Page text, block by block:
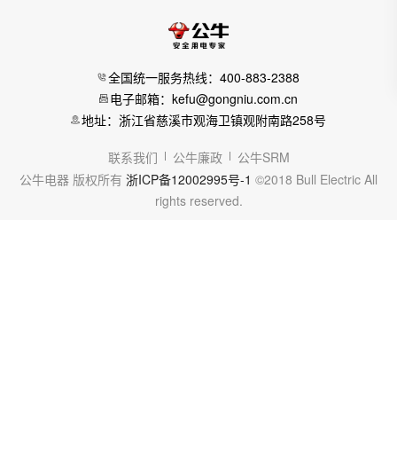
全国统一服务热线：400-883-2388
电子邮箱：kefu@gongniu.com.cn
地址：浙江省慈溪市观海卫镇观附南路258号
联系我们 公牛廉政
公牛SRM
公牛电器 版权所有 浙ICP备12002995号-1 ©2018 Bull Electric All
rights reserved.